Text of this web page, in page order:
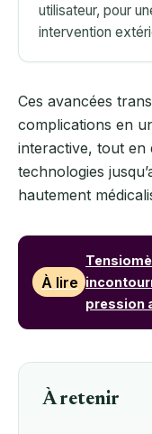
utilisateur, pour
intervention
Ces avancées
complications en
interactive, tout en
technologies
hautement
À lire
pression
À retenir